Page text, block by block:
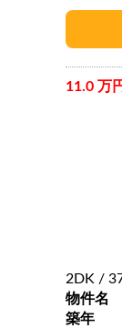
11.0 万
2DK /
物件名
築年